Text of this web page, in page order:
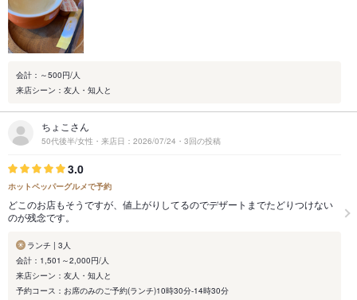
会計：～500円/人
来店シーン：友人・知人と
ちょこさん
50代後半/女性・来店日：2026/07/24・3回の投稿
3.0
ホットペッパーグルメで予約
どこのお店もそうですが、値上がりしてるのでデザートまでたどりつけない
のが残念です。
ランチ | 3人
会計：1,501～2,000円/人
来店シーン：友人・知人と
予約コース：お席のみのご予約(ランチ)10時30分-14時30分